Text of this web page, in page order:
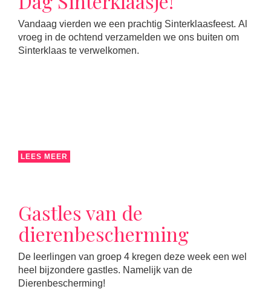
Vandaag vierden we een prachtig Sinterklaasfeest. Al
vroeg in de ochtend verzamelden we ons buiten om
Sinterklaas te verwelkomen.
LEES MEER
Gastles van de
dierenbescherming
De leerlingen van groep 4 kregen deze week een wel
heel bijzondere gastles. Namelijk van de
Dierenbescherming!